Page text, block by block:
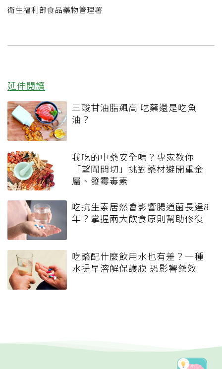
衛生福利部食品藥物管理署
延伸閱讀
三酸甘油脂飆高 吃藥還是吃魚
油？
我吃的中藥安全嗎？專家教你
「望聞問切」挑對藥材避開重金
屬、發霉毒素
吃抗生素居然會影響腸道菌長達8
年？掌握兩大飲食原則幫助修復
吃藥配什麼飲用水也有差？一種
水提早溶解保護膜 恐影響藥效